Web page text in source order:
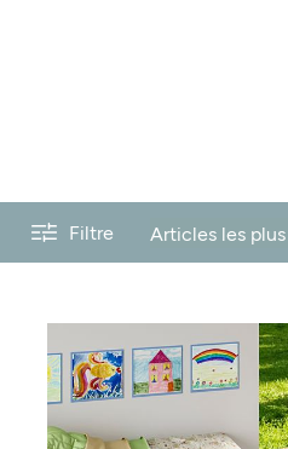
Filtre